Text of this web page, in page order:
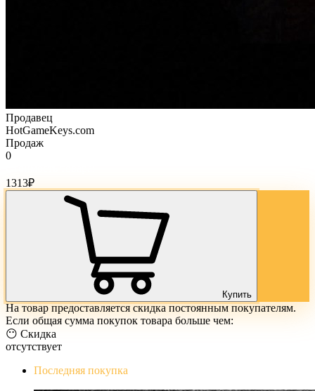
Продавец
HotGameKeys.com
Продаж
0
1313₽
Купить
На товар предоставляется скидка постоянным покупателям.
Если общая сумма покупок товара больше чем:
😶 Скидка
отсутствует
Последняя покупка